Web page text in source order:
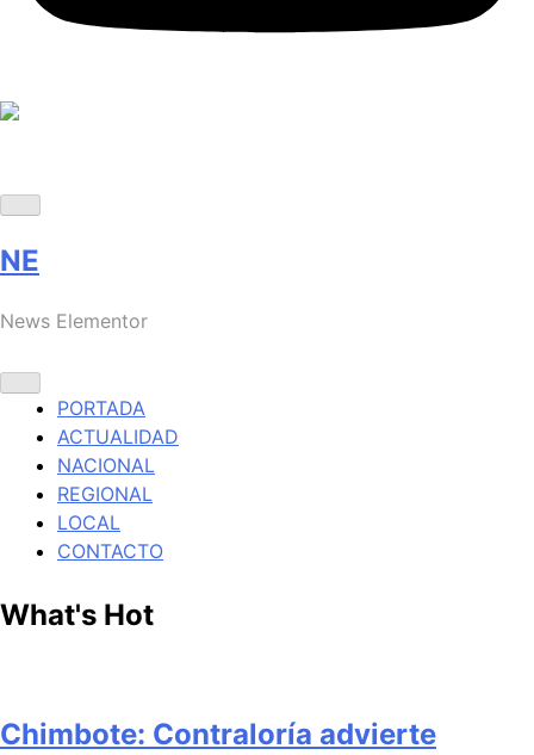
NE
News Elementor
PORTADA
ACTUALIDAD
NACIONAL
REGIONAL
LOCAL
CONTACTO
What's Hot
Chimbote: Contraloría advierte